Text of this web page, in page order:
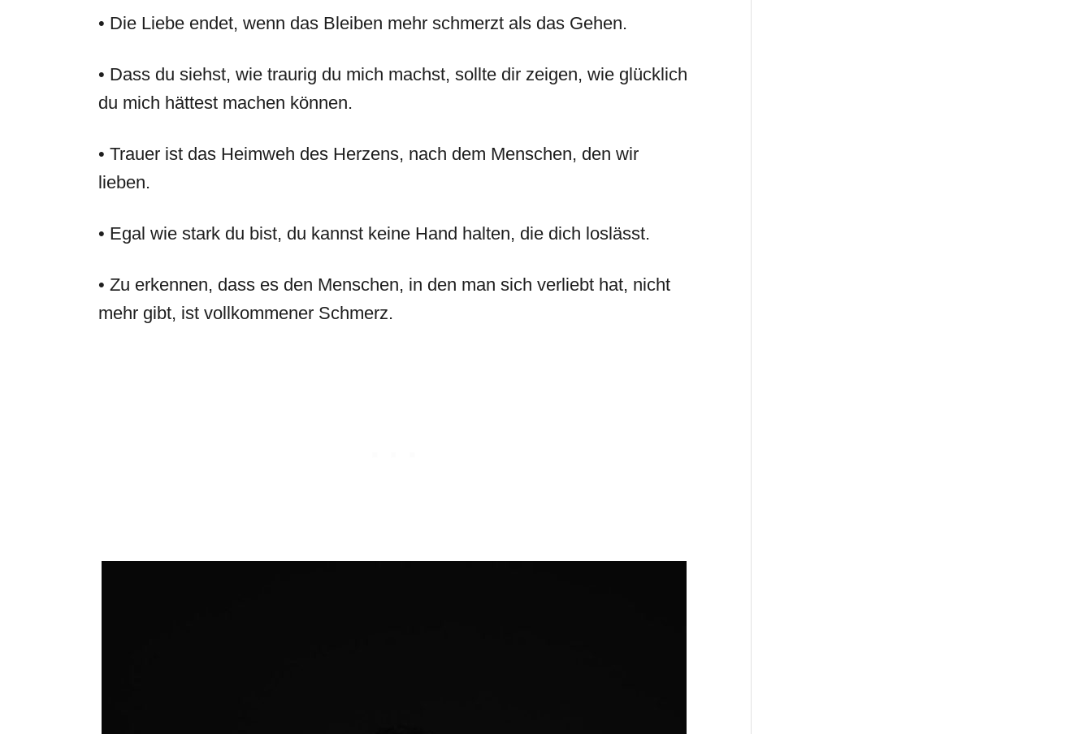
• Die Liebe endet, wenn das Bleiben mehr schmerzt als das Gehen.
• Dass du siehst, wie traurig du mich machst, sollte dir zeigen, wie glücklich
du mich hättest machen können.
• Trauer ist das Heimweh des Herzens, nach dem Menschen, den wir
lieben.
• Egal wie stark du bist, du kannst keine Hand halten, die dich loslässt.
• Zu erkennen, dass es den Menschen, in den man sich verliebt hat, nicht
mehr gibt, ist vollkommener Schmerz.